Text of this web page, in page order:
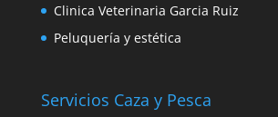
Clinica Veterinaria Garcia Ruiz
Peluquería y estética
Servicios Caza y Pesca